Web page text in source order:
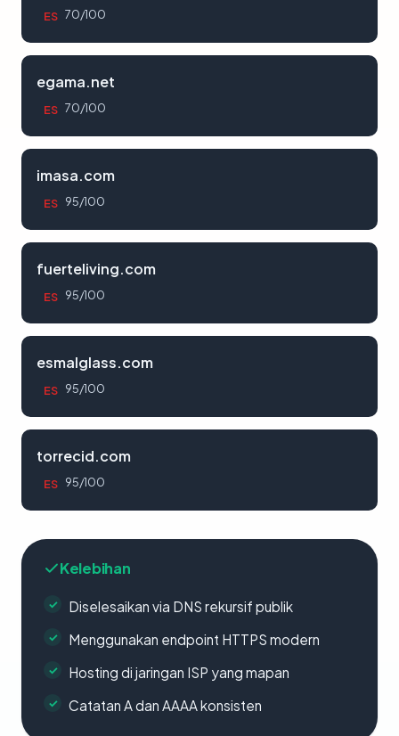
ES 70/100
egama.net
ES 70/100
imasa.com
ES 95/100
fuerteliving.com
ES 95/100
esmalglass.com
ES 95/100
torrecid.com
ES 95/100
Kelebihan
Diselesaikan via DNS rekursif publik
Menggunakan endpoint HTTPS modern
Hosting di jaringan ISP yang mapan
Catatan A dan AAAA konsisten